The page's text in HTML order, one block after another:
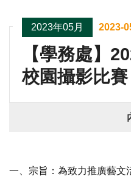
2023年05月 2023-
【學務處】
校園攝影比賽
一、宗旨：為致力推廣藝文